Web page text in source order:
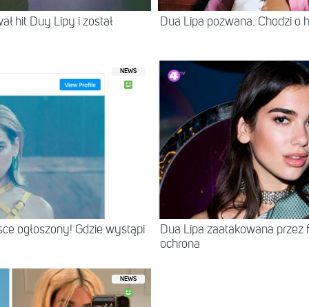
hit Duy Lipy i został Dua Lipa pozwana. Chodzi o
NEWS
ogłoszony! Gdzie wystąpi
Dua Lipa zaatakowana przez
ochrona
NEWS